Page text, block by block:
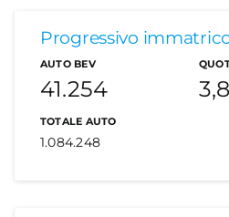
Progressivo
AUTO BEV
41.254
TOTALE AUTO
1.084.248